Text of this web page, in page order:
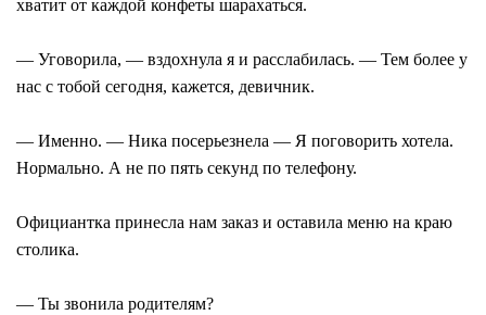
хватит от каждой конфеты шарахаться.
— Уговорила, — вздохнула я и расслабилась. — Тем более у
нас с тобой сегодня, кажется, девичник.
— Именно. — Ника посерьезнела — Я поговорить хотела.
Нормально. А не по пять секунд по телефону.
Официантка принесла нам заказ и оставила меню на краю
столика.
— Ты звонила родителям?